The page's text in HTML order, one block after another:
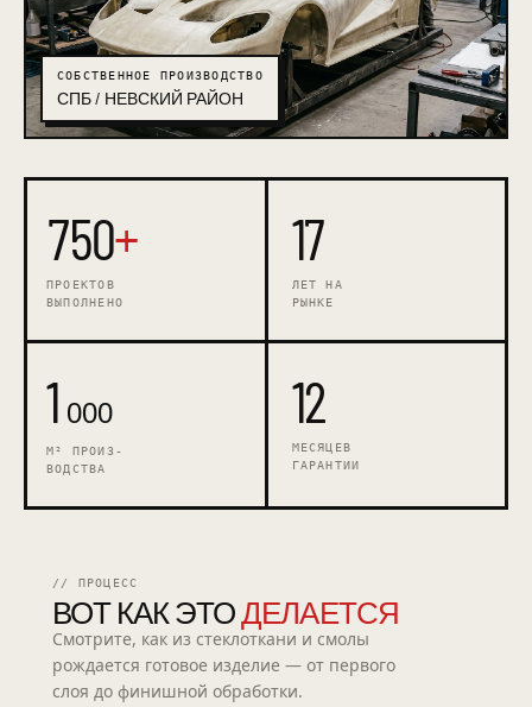
СОБСТВЕННОЕ ПРОИЗВОДСТВО
СПБ / НЕВСКИЙ РАЙОН
750+
ПРОЕКТОВ
ВЫПОЛНЕНО
17
ЛЕТ НА
РЫНКЕ
1 000
М² ПРОИЗ-
ВОДСТВА
12
МЕСЯЦЕВ
ГАРАНТИИ
// ПРОЦЕСС
ВОТ КАК ЭТОДЕЛАЕТСЯ
Смотрите, как из стеклоткани и смолы
рождается готовое изделие — от первого
слоя до финишной обработки.